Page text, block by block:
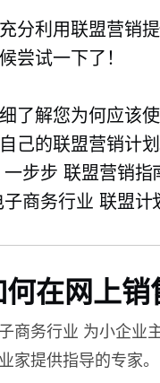
分利用联盟营销
尝试一下了！
了解您为何应该
己的联盟​​营销计
一步步 联盟营销指
子商务行业 联盟计
何在网上销
商务行业 为小企业
业家提供指导的专家。